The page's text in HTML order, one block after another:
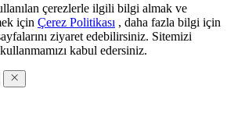
çerezlerle ilgili bilgi almak ve
için Çerez Politikası , daha fazla bilgi için
ziyaret edebilirsiniz. Sitemizi
kabul edersiniz.